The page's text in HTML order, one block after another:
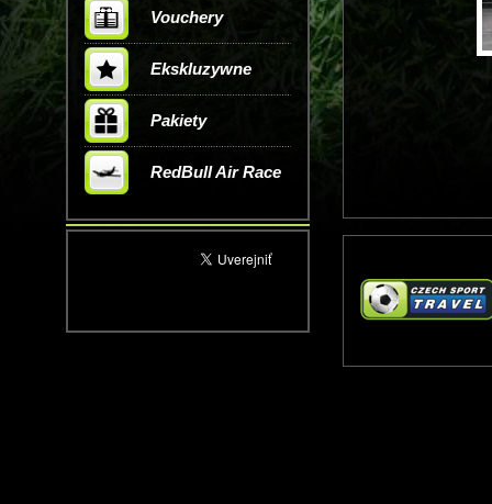
Vouchery
Ekskluzywne
Pakiety
RedBull Air Race